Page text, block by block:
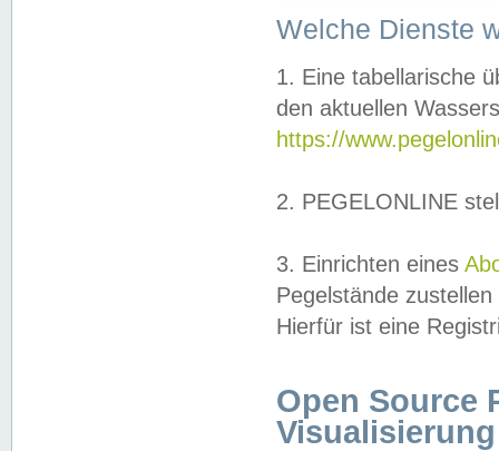
Welche Dienste
1. Eine tabellarische
den aktuellen
https://
2. PEGELONLINE
3. Einrichten eines
Pegelstände
Hierfür ist eine
Open Source
Visualisierung